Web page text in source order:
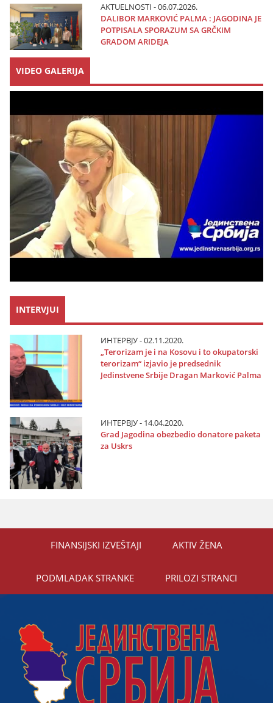
AKTUELNOSTI - 06.07.2026.
DALIBOR MARKOVIĆ PALMA : JAGODINA JE
POTPISALA SPORAZUM SA GRČKIM
GRADOM ARIDEJA
VIDEO GALERIJA
INTERVJUI
ИНТЕРВЈУ - 02.11.2020.
„Terorizam јe i na Kosovu i to okupatorski
terorizam“ izјavio јe predsednik
Јedinstvene Srbiјe Dragan Marković Palma
ИНТЕРВЈУ - 14.04.2020.
Grad Јagodina obezbedio donatore paketa
za Uskrs
FINANSIЈSKI IZVEŠTAЈI AKTIV ŽENA
PODMLADAK STRANKE PRILOZI STRANCI